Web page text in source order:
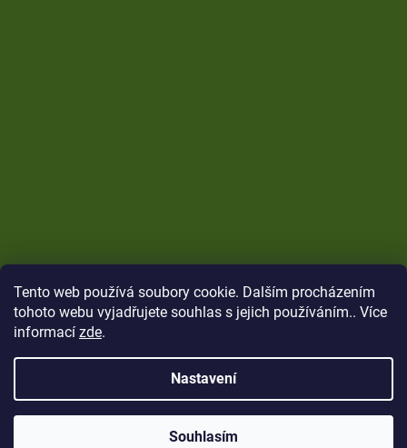
Tento web používá soubory cookie. Dalším procházením
tohoto webu vyjadřujete souhlas s jejich používáním.. Více
informací zde.
Nastavení
Souhlasím
Copyright 2026CARP Brothers. Všechna práva